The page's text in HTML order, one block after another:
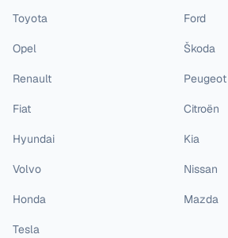
Toyota Ford
Opel Škoda
Renault Peugeot
Fiat Citroën
Hyundai Kia
Volvo Nissan
Honda Mazda
Tesla